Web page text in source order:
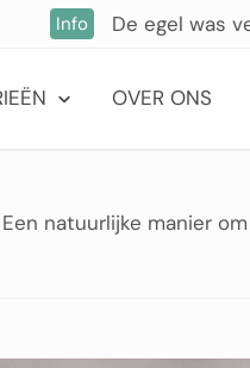
Info De egel was
OVER ONS
natuurlijke manier